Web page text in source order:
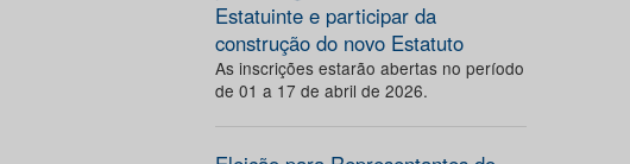
Estatuinte e participar da
construção do novo Estatuto
As inscrições estarão abertas no período
de 01 a 17 de abril de 2026.